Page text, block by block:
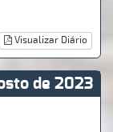
Visualizar Diário
de 2023